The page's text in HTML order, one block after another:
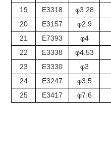
19
E3318 φ3.28
20
E3157 φ2.9
21
E7393 φ4
22
E3338 φ4.53
23
E3330 φ3
24
E3247 φ3.5
25
E3417 φ7.6